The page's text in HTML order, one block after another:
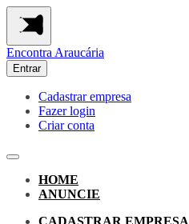
Encontra Araucária
Entrar
Cadastrar empresa
Fazer login
Criar conta
HOME
ANUNCIE
CADASTRAR EMPRESA